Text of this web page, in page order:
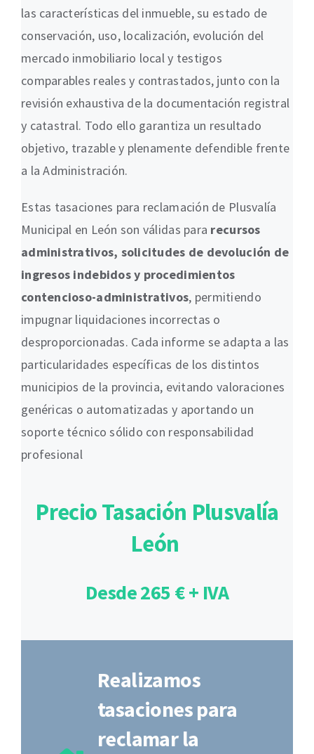
las características del inmueble, su estado de
conservación, uso, localización, evolución del
mercado inmobiliario local y testigos
comparables reales y contrastados, junto con la
revisión exhaustiva de la documentación registral
y catastral. Todo ello garantiza un resultado
objetivo, trazable y plenamente defendible frente
a la Administración.
Estas tasaciones para reclamación de Plusvalía
Municipal en León son válidas para recursos
administrativos, solicitudes de devolución de
ingresos indebidos y procedimientos
contencioso-administrativos, permitiendo
impugnar liquidaciones incorrectas o
desproporcionadas. Cada informe se adapta a las
particularidades específicas de los distintos
municipios de la provincia, evitando valoraciones
genéricas o automatizadas y aportando un
soporte técnico sólido con responsabilidad
profesional
Precio Tasación Plusvalía
León
Desde 265 € + IVA
Realizamos
tasaciones para
reclamar la